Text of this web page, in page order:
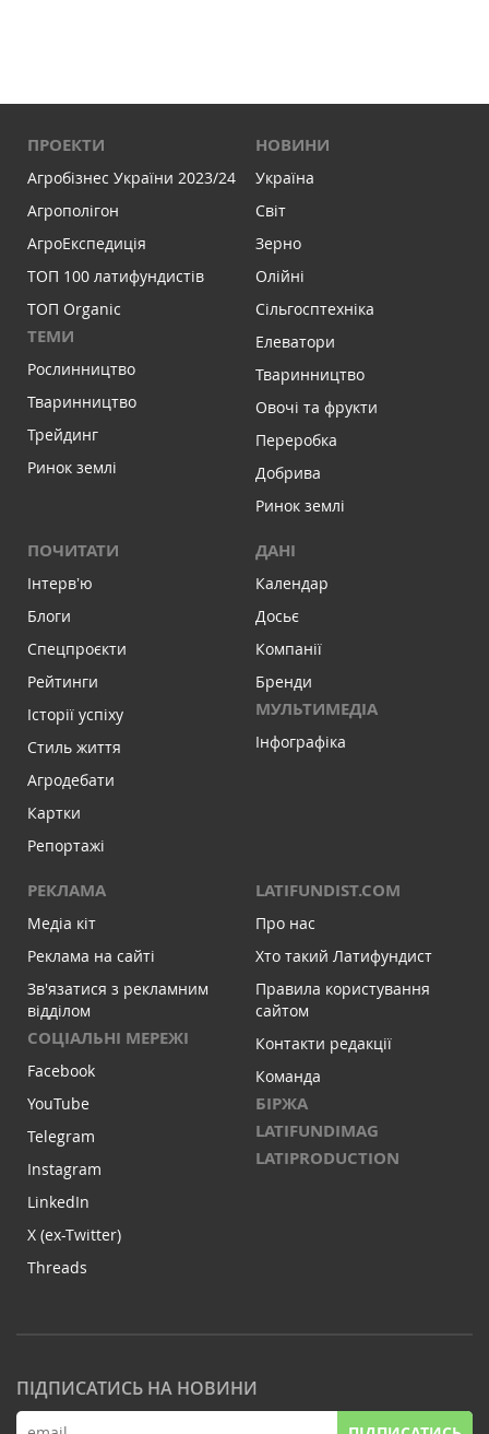
ПРОЕКТИ
Агробізнес України 2023/24
Агрополігон
АгроЕкспедиція
ТОП 100 латифундистів
ТОП Organic
ТЕМИ
Рослинництво
Тваринництво
Трейдинг
Ринок землі
НОВИНИ
Україна
Світ
Зерно
Олійні
Сільгосптехніка
Елеватори
Тваринництво
Овочі та фрукти
Переробка
Добрива
Ринок землі
ПОЧИТАТИ
Інтервʼю
Блоги
Спецпроєкти
Рейтинги
Історії успіху
Стиль життя
Агродебати
Картки
Репортажі
ДАНІ
Календар
Досьє
Компанії
Бренди
МУЛЬТИМЕДІА
Інфографіка
РЕКЛАМА
Медіа кіт
Реклама на сайті
Зв'язатися з рекламним
відділом
СОЦІАЛЬНІ МЕРЕЖІ
Facebook
YouTube
Telegram
Instagram
LinkedIn
X (ex-Twitter)
Threads
LATIFUNDIST.COM
Про нас
Хто такий Латифундист
Правила користування
сайтом
Контакти редакції
Команда
БІРЖА
LATIFUNDIMAG
LATIPRODUCTION
ПІДПИСАТИСЬ НА НОВИНИ